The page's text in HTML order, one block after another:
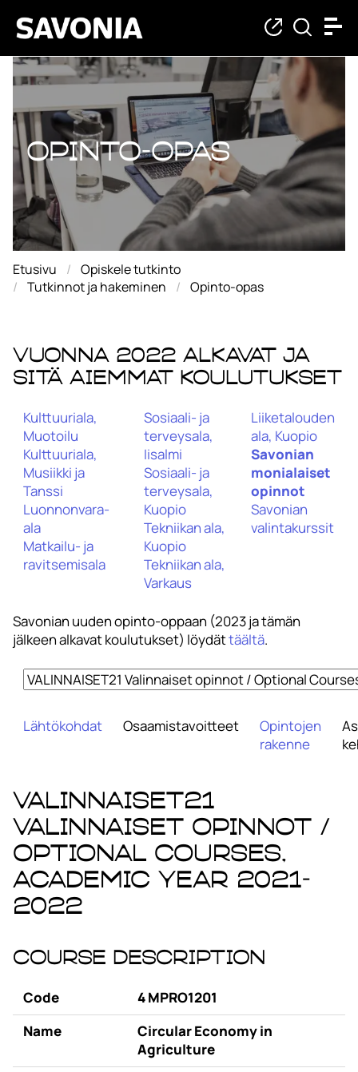
Opinto-opas
Opinto-opas
Etusivu
Opiskele tutkinto
Tutkinnot ja hakeminen
Opinto-opas
Vuonna 2022 alkavat ja
sitä aiemmat koulutukset
Kulttuuriala,
Muotoilu
Kulttuuriala,
Musiikki ja
Tanssi
Luonnonvara-
ala
Matkailu- ja
ravitsemisala
Sosiaali- ja
terveysala,
Iisalmi
Sosiaali- ja
terveysala,
Kuopio
Tekniikan ala,
Kuopio
Tekniikan ala,
Varkaus
Liiketalouden
ala, Kuopio
Savonian
monialaiset
opinnot
Savonian
valintakurssit
Savonian uuden opinto-oppaan (2023 ja tämän
jälkeen alkavat koulutukset) löydättäältä.
Lähtökohdat Osaamistavoitteet
Opintojen
rakenne
VALINNAISET21
Valinnaiset opinnot /
Optional Courses,
academic year 2021-
2022
Course Description
Code
4 MPRO1201
Name
Circular Economy in
Agriculture